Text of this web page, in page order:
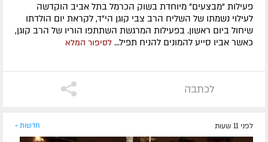
פעילות "מבצעים" מיוחדת בשוק הכרמל בתל אביב הוקדשה
לעילוי נשמתו של השליח הרב צבי קוגן הי"ד, לקראת יום הולדתו
שיחול ביום ראשון. בפעילות המרגשת השתתפו הוריו של הרב קוגן,
כאשר אביו סייע להמונים להניח תפיל... לסיפור המלא
לכתבה
לפני 11 שעות חדשות »